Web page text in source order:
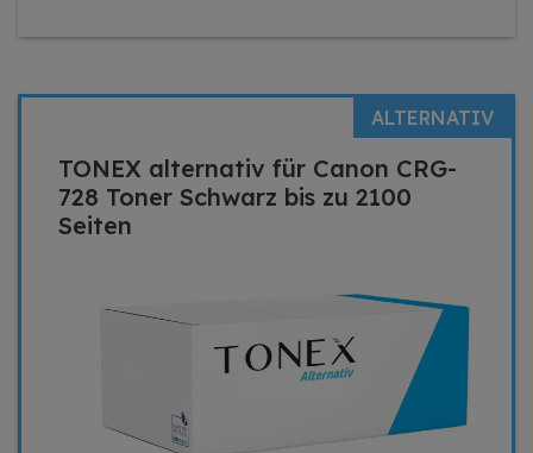
ALTERNATIV
TONEX alternativ für Canon CRG-
728 Toner Schwarz bis zu 2100
Seiten